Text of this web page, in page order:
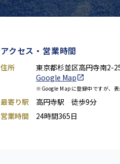
アクセス・営業時間
住所
東京都杉並区高円寺南2-
Google Map
※Google Mapに登録中ですが、表
最寄り駅
高円寺駅 徒歩9分
営業時間
24時間365日